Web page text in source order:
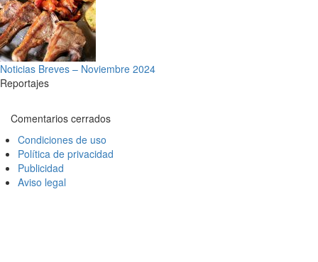
Noticias Breves – Noviembre 2024
Reportajes
Comentarios cerrados
Condiciones de uso
Política de privacidad
Publicidad
Aviso legal